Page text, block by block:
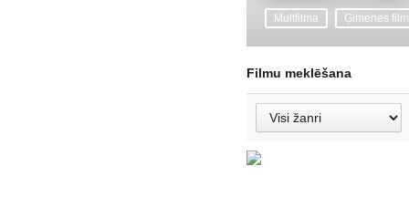
Multfilma Ģimenes
Filmu meklēšana